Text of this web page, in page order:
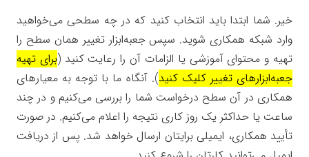
خیر. شما ابتدا باید انتخاب کنید که در چه سطحی می‌خواهید
وارد شبکه همکاری شوید. سپس جعبه‌ابزار تغییر همان سطح را
تهیه و محتوای آموزشی یا الزامات آن را رعایت کنید (برای تهیه
جعبه‌ابزارهای تغییر کلیک کنید). آنگاه ما با توجه به معیارهای
همکاری در آن سطح درخواست شما را بررسی می‌کنیم و در چند
ساعت یا حداکثر یک روز کاری نتیجه را اعلام می‌کنیم. در صورت
تأیید همکاری، ایمیلی برایتان ارسال خواهد شد. پس از دریافت